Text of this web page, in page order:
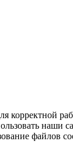
корректной
наши
файлов